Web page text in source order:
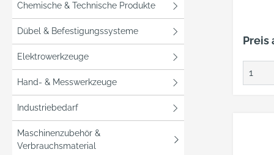
Chemische & Technische Produkte
Dübel & Befestigungssysteme
Elektrowerkzeuge
Hand- & Messwerkzeuge
Industriebedarf
Maschinenzubehör &
Verbrauchsmaterial
Preis